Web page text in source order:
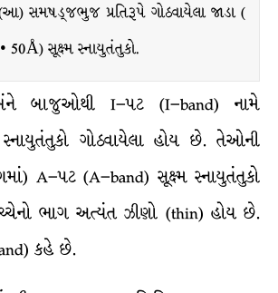
સમષડ્જભુજ પ્રતિરૂપે ગોઠવાયેલા જાડા (
50Å) સૂક્ષ્મ સ્નાયુતંતુકો.
બાજુઓથી I–પટ (I–band) નામે
ગોઠવાયેલા હોય છે. તેઓની
A–પટ (A–band) સૂક્ષ્મ સ્નાયુતંતુકો
ભાગ અત્યંત ઝીણો (thin) હોય છે.
કહે છે.